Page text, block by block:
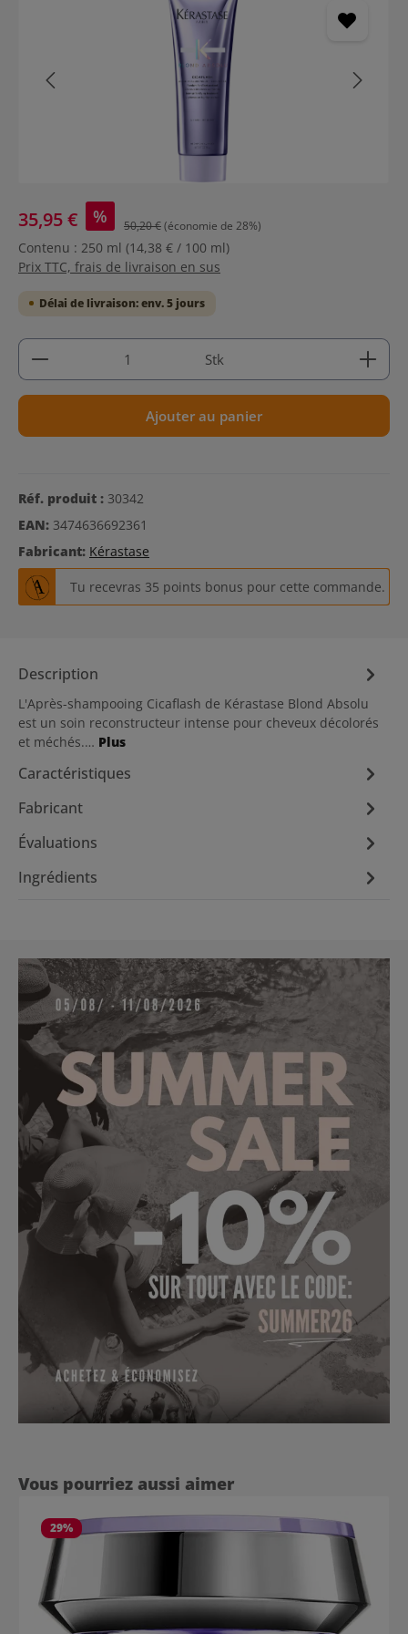
35,95 € % 50,20 €(économie de 28%)
Contenu : 250 ml (14,38 € / 100 ml)
Prix TTC, frais de livraison en sus
Délai de livraison: env. 5 jours
Quantité de produit : Entrez la quantité
Stk
Ajouter au panier
Réf. produit : 30342
EAN: 3474636692361
Fabricant: Kérastase
Tu recevras 35 points bonus pour cette commande.
Description
L'Après-shampooing Cicaflash de Kérastase Blond Absolu
est un soin reconstructeur intense pour cheveux décolorés
et méchés.… Plus
Caractéristiques
Fabricant
Évaluations
Ingrédients
Ignorer la galerie de produits
Vous pourriez aussi aimer
29%